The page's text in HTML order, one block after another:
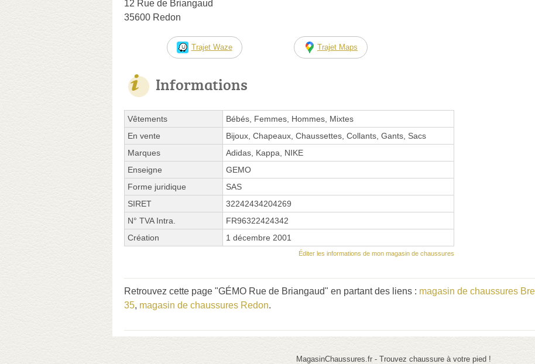
12 Rue de Briangaud
35600 Redon
Trajet Waze Trajet Maps
Informations
Vêtements
Bébés, Femmes, Hommes, Mixtes
En vente
Bijoux, Chapeaux, Chaussettes, Collants, Gants, Sacs
Marques
Adidas, Kappa, NIKE
Enseigne
GEMO
Forme juridique
SAS
SIRET
32242434204269
N° TVA Intra.
FR96322424342
Création
1 décembre 2001
Éditer les informations de mon magasin de chaussures
Retrouvez cette page "GÉMO Rue de Briangaud" en partant des liens : magasin de chaussures
35, magasin de chaussures Redon.
MagasinChaussures.fr - Trouvez chaussure à votre pied !